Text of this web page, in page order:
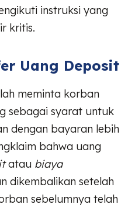
instruksi yang
kritis.
Uang Deposit
meminta korban
sebagai syarat untuk
dengan bayaran lebih
bahwa uang
atau biaya
dikembalikan setelah
sebelumnya telah